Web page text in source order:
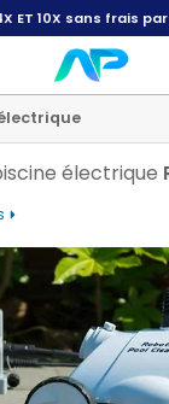
ET 10X sans frais
électrique